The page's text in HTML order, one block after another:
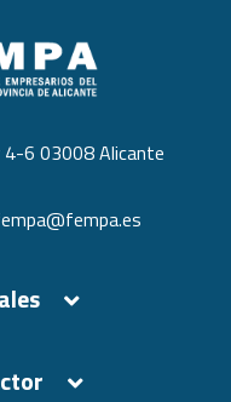
4-6 03008 Alicante